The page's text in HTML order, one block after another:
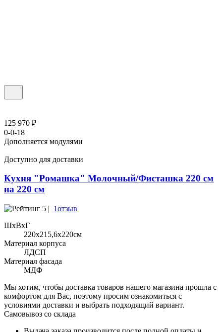
125 970 ₽
0-0-18
Дополняется модулями
Доступно для доставки
Кухня "Ромашка" Молочный/Фисташка 220 см
на 220 см
5 | 1отзыв
ШхВхГ
220x215,6х220см
Материал корпуса
ЛДСП
Материал фасада
МДФ
Мы хотим, чтобы доставка товаров нашего магазина прошла с
комфортом для Вас, поэтому просим ознакомиться с
условиями доставки и выбрать подходящий вариант.
Самовывоз со склада